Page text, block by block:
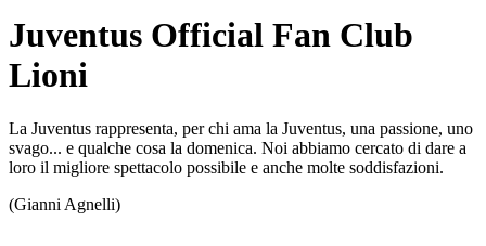
Juventus Official Fan Club
Lioni
La Juventus rappresenta, per chi ama la Juventus, una passione, uno
svago... e qualche cosa la domenica. Noi abbiamo cercato di dare a
loro il migliore spettacolo possibile e anche molte soddisfazioni.
(Gianni Agnelli)